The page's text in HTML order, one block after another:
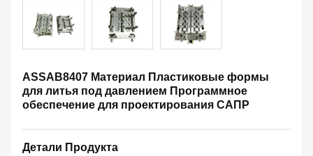
ASSAB8407 Материал Пластиковые формы
для литья под давлением Программное
обеспечение для проектирования САПР
Детали Продукта